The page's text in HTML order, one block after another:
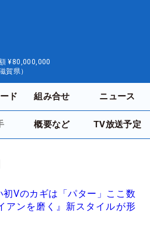
¥80,000,000
賀県）
ド 組み合せ ニュース
概要など TV放送予定
Vのカギは「パター」ここ数
アンを磨く』新スタイルが形